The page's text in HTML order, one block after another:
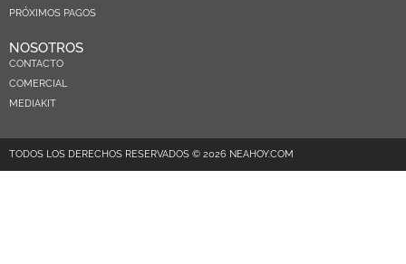
PRÓXIMOS PAGOS
NOSOTROS
CONTACTO
COMERCIAL
MEDIAKIT
TODOS LOS DERECHOS RESERVADOS © 2026 NEAHOY.COM